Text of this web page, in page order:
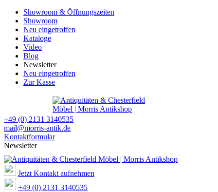
Showroom & Öffnungszeiten
Showroom
Neu eingetroffen
Kataloge
Video
Blog
Newsletter
Neu eingetroffen
Zur Kasse
+49 (0) 2131 3140535
mail@morris-antik.de
Kontaktformular
Newsletter
Jetzt Kontakt aufnehmen
+49 (0) 2131 3140535